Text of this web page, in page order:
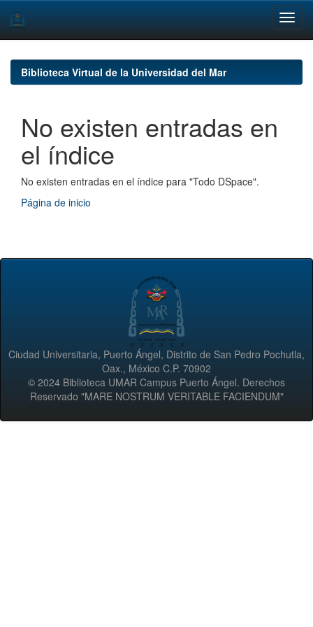
navigationBiblioteca Virtual de la Universidad del Mar
No existen entradas en
el índice
No existen entradas en el índice para "Todo DSpace".
Página de inicio
Ciudad Universitaria, Puerto Ángel, Distrito de San Pedro Pochutla,
Oax., México C.P. 70902
© 2024 Biblioteca UMAR Campus Puerto Ángel. Derechos
Reservado "MARE NOSTRUM VERITABLE FACIENDUM"